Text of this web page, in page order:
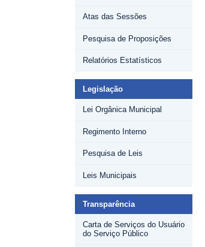
Atas das Sessões
Pesquisa de Proposições
Relatórios Estatísticos
Legislação
Lei Orgânica Municipal
Regimento Interno
Pesquisa de Leis
Leis Municipais
Transparência
Carta de Serviços do Usuário
do Serviço Público